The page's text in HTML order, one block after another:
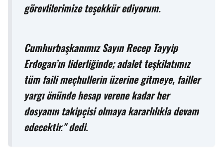
görevlilerimize teşekkür ediyorum.
Cumhurbaşkanımız Sayın Recep Tayyip
Erdogan’ın liderliğinde; adalet teşkilatımız
tüm faili meçhullerin üzerine gitmeye, failler
yargı önünde hesap verene kadar her
dosyanın takipçisi olmaya kararlılıkla devam
edecektir." dedi.